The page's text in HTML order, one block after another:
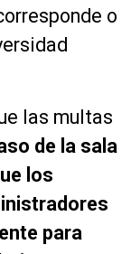
o
las multas
de la sala
los
para